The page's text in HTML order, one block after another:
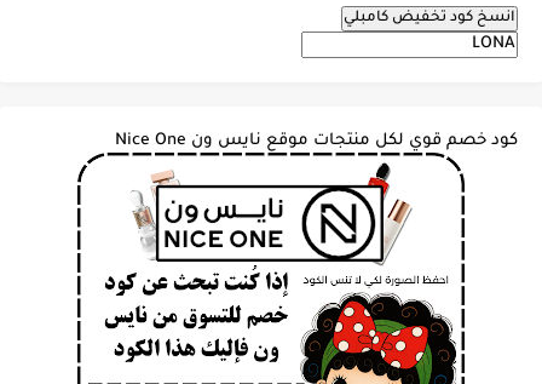
انسخ كود تخفيض كامبلي
كود خصم قوي لكل منتجات موقع نايس ون Nice One